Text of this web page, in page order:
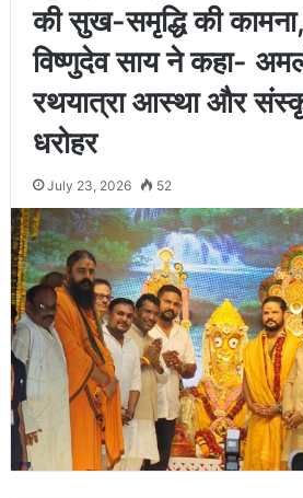
की सुख-समृद्धि की
विष्णुदेव साय ने कहा-
रथयात्रा आस्था और
धरोहर
July 23, 2026 52